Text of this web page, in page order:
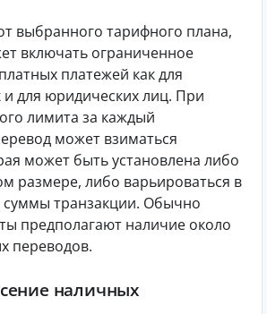
выбранного тарифного плана,
включать ограниченное
платежей как для
и для юридических лиц. При
лимита за каждый
может взиматься
может быть установлена либо
размере, либо варьироваться в
суммы транзакции. Обычно
предполагают наличие около
переводов.
наличных